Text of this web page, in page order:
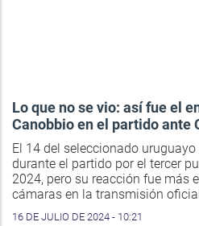
Lo que no se vio: así fue el
Canobbio en el partido ante
El 14 del seleccionado
durante el partido por el tercer
2024, pero su reacción fue más
cámaras en la transmisión
16 DE JULIO DE 2024 - 10:21